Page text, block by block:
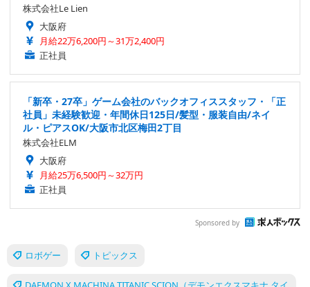
株式会社Le Lien
大阪府
月給22万6,200円～31万2,400円
正社員
「新卒・27卒」ゲーム会社のバックオフィススタッフ・「正
社員」未経験歓迎・年間休日125日/髪型・服装自由/ネイ
ル・ピアスOK/大阪市北区梅田2丁目
株式会社ELM
大阪府
月給25万6,500円～32万円
正社員
Sponsored by
ロボゲー トピックス